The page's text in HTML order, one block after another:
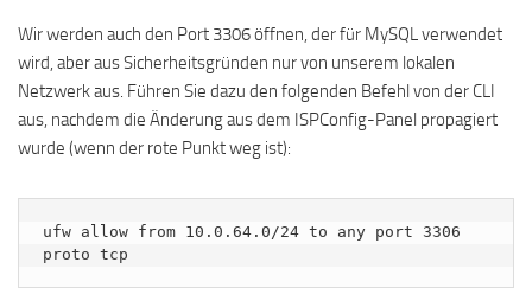
Wir werden auch den Port 3306 öffnen, der für MySQL verwendet
wird, aber aus Sicherheitsgründen nur von unserem lokalen
Netzwerk aus. Führen Sie dazu den folgenden Befehl von der CLI
aus, nachdem die Änderung aus dem ISPConfig-Panel propagiert
wurde (wenn der rote Punkt weg ist):
ufw allow from 10.0.64.0/24 to any port 3306
proto tcp